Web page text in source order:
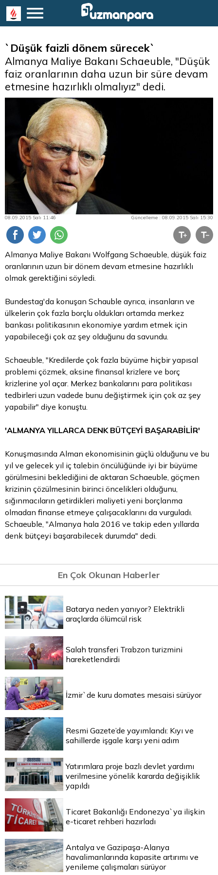
`Düşük faizli dönem sürecek`
Almanya Maliye Bakanı Schaeuble, "Düşük
faiz oranlarının daha uzun bir süre devam
etmesine hazırlıklı olmalıyız" dedi.
08.09.2015 Salı 11:46 Güncelleme : 08.09.2015 Salı 15:30
Almanya Maliye Bakanı Wolfgang Schaeuble, düşük faiz
oranlarının uzun bir dönem devam etmesine hazırlıklı
olmak gerektiğini söyledi.
Bundestag'da konuşan Schauble ayrıca, insanların ve
ülkelerin çok fazla borçlu oldukları ortamda merkez
bankası politikasının ekonomiye yardım etmek için
yapabileceği çok az şey olduğunu da savundu.
Schaeuble, "Kredilerde çok fazla büyüme hiçbir yapısal
problemi çözmek, aksine finansal krizlere ve borç
krizlerine yol açar. Merkez bankalarını para politikası
tedbirleri uzun vadede bunu değiştirmek için çok az şey
yapabilir" diye konuştu.
'ALMANYA YILLARCA DENK BÜTÇEYİ BAŞARABİLİR'
Konuşmasında Alman ekonomisinin güçlü olduğunu ve bu
yıl ve gelecek yıl iç talebin öncülüğünde iyi bir büyüme
görülmesini beklediğini de aktaran Schaeuble, göçmen
krizinin çözülmesinin birinci öncelikleri olduğunu,
sığınmacıların getirdikleri maliyeti yeni borçlanma
olmadan finanse etmeye çalışacaklarını da vurguladı.
Schaeuble, "Almanya hala 2016 ve takip eden yıllarda
denk bütçeyi başarabilecek durumda" dedi.
En Çok Okunan Haberler
Batarya neden yanıyor? Elektrikli
araçlarda ölümcül risk
Salah transferi Trabzon turizmini
hareketlendirdi
İzmir`de kuru domates mesaisi sürüyor
Resmi Gazete’de yayımlandı: Kıyı ve
sahillerde işgale karşı yeni adım
Yatırımlara proje bazlı devlet yardımı
verilmesine yönelik kararda değişiklik
yapıldı
Ticaret Bakanlığı Endonezya`ya ilişkin
e-ticaret rehberi hazırladı
Antalya ve Gazipaşa-Alanya
havalimanlarında kapasite artırımı ve
yenileme çalışmaları sürüyor